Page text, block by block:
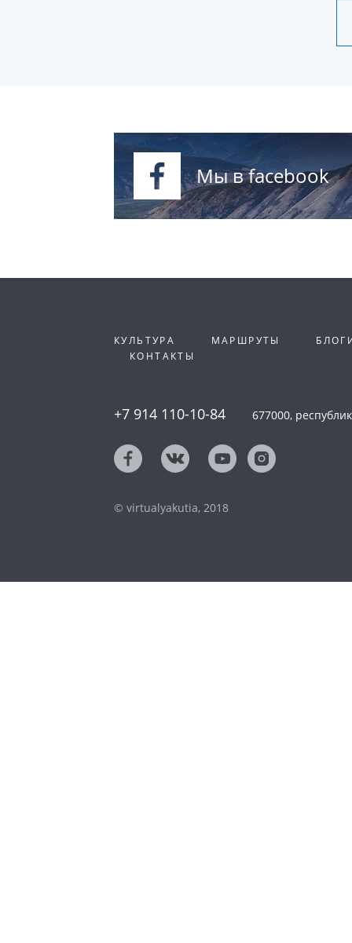
Мы в facebook
КУЛЬТУРА МАРШРУТЫ
КОНТАКТЫ
+7 914 110-10-84 677000,
© virtualyakutia, 2018